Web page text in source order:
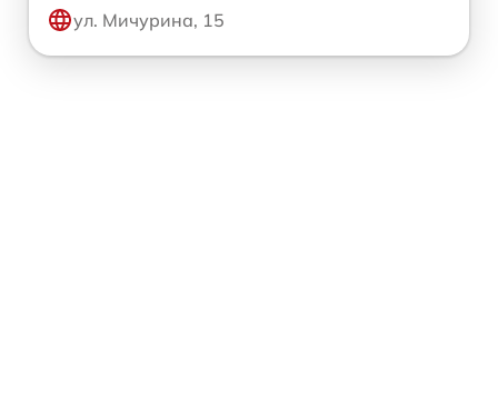
ул. Мичурина, 15